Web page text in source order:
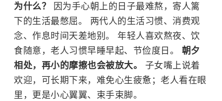
为什么？
因为手心朝上的日子最难熬，寄人篱
下的生活最憋屈。 两代人的生活习惯、消费观
念、作息时间天差地别。 年轻人喜欢熬夜、饮
食随意，老人习惯早睡早起、节俭度日。 朝夕
相处，再小的摩擦也会被放大。 子女嘴上说着
欢迎，可长期下来，难免心生疲惫；老人看在眼
里，更是小心翼翼、束手束脚。